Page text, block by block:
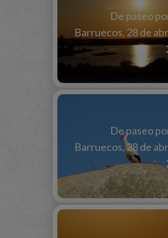
De paseo
Barruecos, 28 de
De paseo
Barruecos, 28 de